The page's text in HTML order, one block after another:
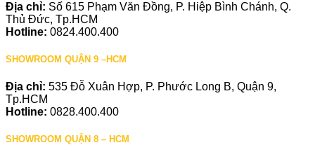
Địa chỉ: Số 615 Phạm Văn Đồng, P. Hiệp Bình Chánh, Q.
Thủ Đức, Tp.HCM
Hotline: 0824.400.400
SHOWROOM QUẬN 9 –HCM
Địa chỉ: 535 Đỗ Xuân Hợp, P. Phước Long B, Quận 9,
Tp.HCM
Hotline: 0828.400.400
SHOWROOM QUẬN 8 – HCM